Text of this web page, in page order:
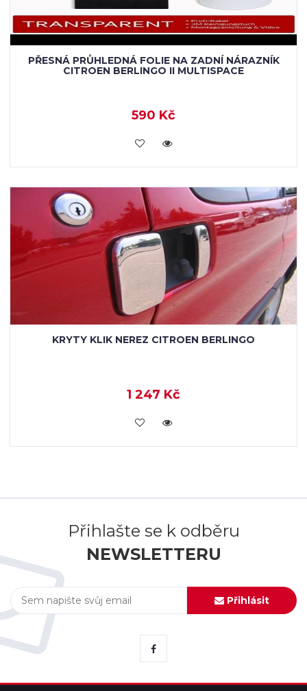
PŘESNÁ PRŮHLEDNÁ FOLIE NA ZADNÍ NÁRAZNÍK
CITROEN BERLINGO II MULTISPACE
590 Kč
KOUPIT
KRYTY KLIK NEREZ CITROEN BERLINGO
1 247 Kč
KOUPIT
Přihlašte se k odběru
NEWSLETTERU
Přihlásit